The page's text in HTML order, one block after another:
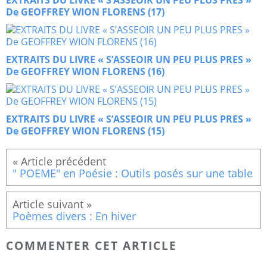
De GEOFFREY WION FLORENS (17)
EXTRAITS DU LIVRE « S’ASSEOIR UN PEU PLUS PRES »
De GEOFFREY WION FLORENS (16)
EXTRAITS DU LIVRE « S’ASSEOIR UN PEU PLUS PRES »
De GEOFFREY WION FLORENS (15)
" POEME" en Poésie : Outils posés sur une table
Poèmes divers : En hiver
COMMENTER CET ARTICLE